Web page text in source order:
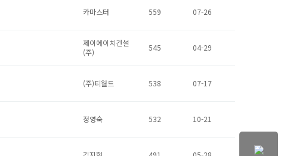
카마스터 559 07-26
제이에이치건설
(주)
545 04-29
(주)티월드 538 07-17
정영숙 532 10-21